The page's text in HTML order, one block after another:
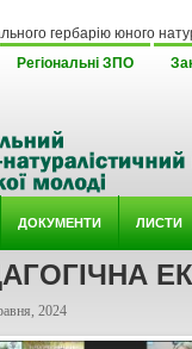
юного натураліста»
Регіональні ЗПО
ДОКУМЕНТИ ЛИСТИ
2024